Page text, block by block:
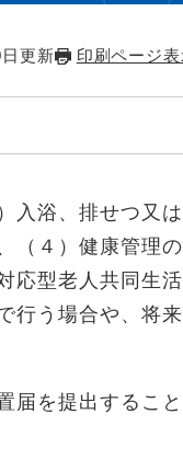
更新 印刷ページ
入浴、排せつ又
（４）健康管理の
応型老人共同生
行う場合や、将
届を提出するこ